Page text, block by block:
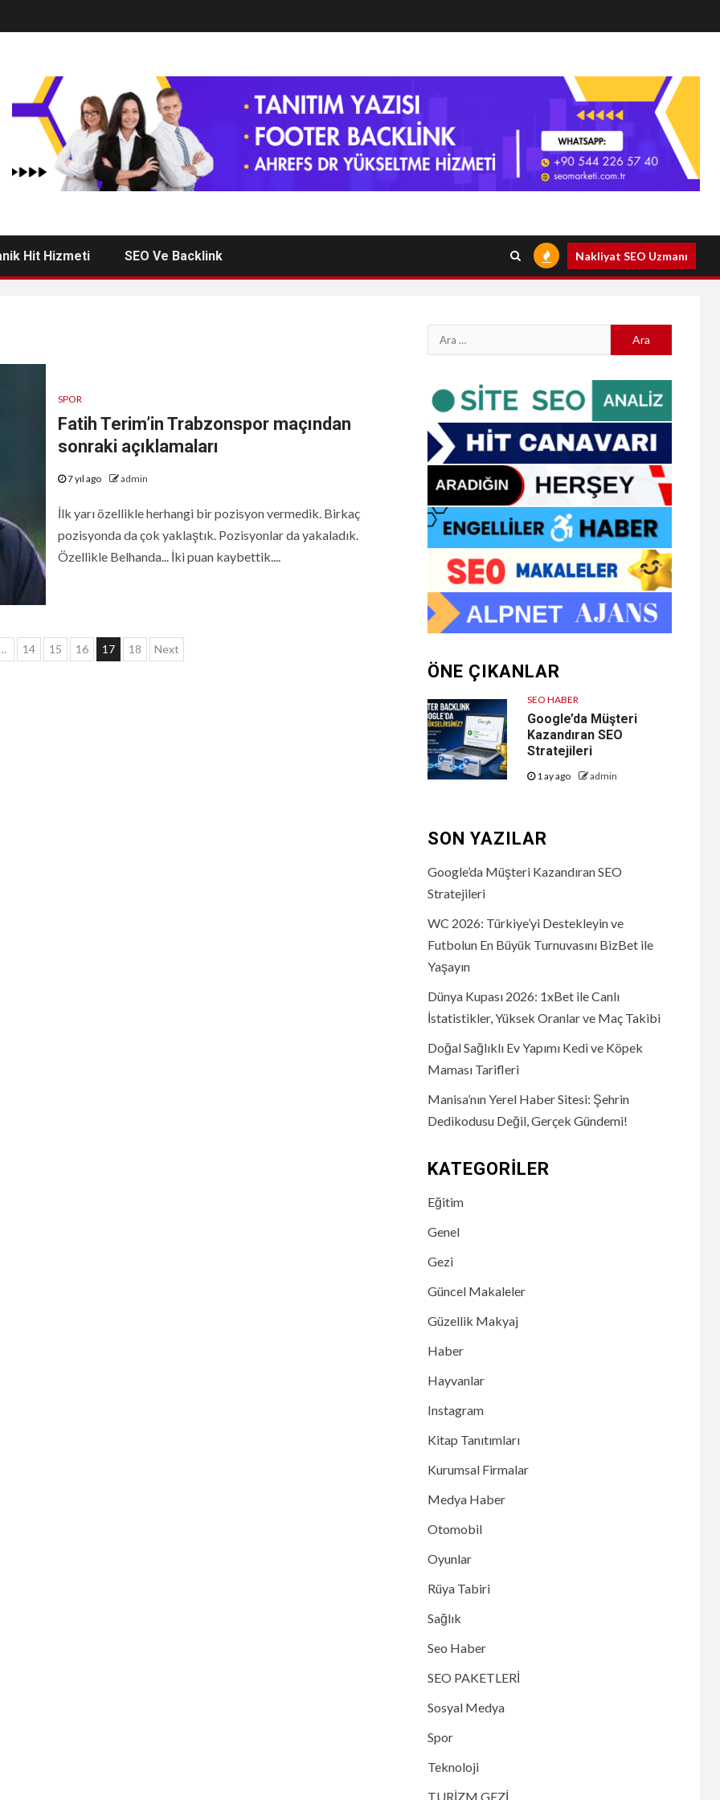
Hit Hizmeti SEO Ve Backlink Nakliyat SEO Uzmanı
SPOR
Fatih Terim’in Trabzonspor maçından
sonraki açıklamaları
7 yıl ago admin
İlk yarı özellikle herhangi bir pozisyon vermedik. Birkaç
pozisyonda da çok yaklaştık. Pozisyonlar da yakaladık.
Özellikle Belhanda... İki puan kaybettik....
… 14 15 16 17 18 Next
Arama:
ÖNE ÇIKANLAR
SEO HABER
Google’da Müşteri
Kazandıran SEO
Stratejileri
1 ay ago admin
SON YAZILAR
Google’da Müşteri Kazandıran SEO
Stratejileri
WC 2026: Türkiye’yi Destekleyin ve
Futbolun En Büyük Turnuvasını BizBet ile
Yaşayın
Dünya Kupası 2026: 1xBet ile Canlı
İstatistikler, Yüksek Oranlar ve Maç Takibi
Doğal Sağlıklı Ev Yapımı Kedi ve Köpek
Maması Tarifleri
Manisa’nın Yerel Haber Sitesi: Şehrin
Dedikodusu Değil, Gerçek Gündemi!
KATEGORILER
Eğitim
Genel
Gezi
Güncel Makaleler
Güzellik Makyaj
Haber
Hayvanlar
Instagram
Kitap Tanıtımları
Kurumsal Firmalar
Medya Haber
Otomobil
Oyunlar
Rüya Tabiri
Sağlık
Seo Haber
SEO PAKETLERİ
Sosyal Medya
Spor
Teknoloji
TURİZM GEZİ